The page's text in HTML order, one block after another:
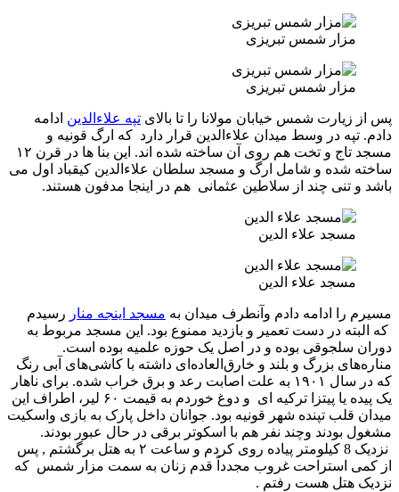
مزار شمس تبریزی
مزار شمس تبریزی
پس از زیارت شمس خیابان مولانا را تا بالای تپه علاءالدین ادامه
دادم. تپه در وسط میدان علاءالدین قرار دارد که ارگ قونیه و
مسجد تاج و تخت هم روی آن ساخته شده اند. این بنا ها در قرن ۱۲
ساخته شده و شامل ارگ و مسجد سلطان علاءالدین کیقباد اول می
باشد و تنی چند از سلاطین عثمانی هم در اینجا مدفون هستند.
مسجد علاء الدین
مسجد علاء الدین
مسیرم را ادامه دادم وآنطرف میدان به مسجد اینجه منار رسیدم
که البته در دست تعمیر و بازدید ممنوع بود. این مسجد مربوط به
دوران سلجوقی بوده و در اصل یک حوزه علمیه بوده است.
مناره‌های بزرگ و بلند و خارق‌العاده‌ای داشته با کاشی‌های آبی رنگ
که در سال ۱۹۰۱ به علت اصابت رعد و برق خراب شده. برای ناهار
یک پیده یا پیتزا ترکیه ای و دوغ خوردم به قیمت ۶۰ لیر، اطراف این
میدان قلب تپنده شهر قونیه بود. جوانان داخل پارک به بازی واسکیت
مشغول بودند وچند نفر هم با اسکوتر برقی در حال عبور بودند.
نزدیک 8 کیلومتر پیاده روی کردم و ساعت ۲ به هتل برگشتم , پس
از کمی استراحت غروب مجدداً قدم زنان به سمت مزار شمس که
نزدیک هتل هست رفتم .